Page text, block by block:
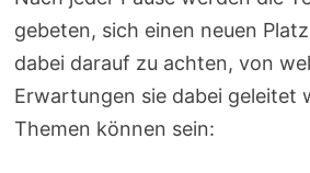
gebeten, sich einen neuen
dabei darauf zu achten, von
Erwartungen sie dabei geleitet
Themen können sein: